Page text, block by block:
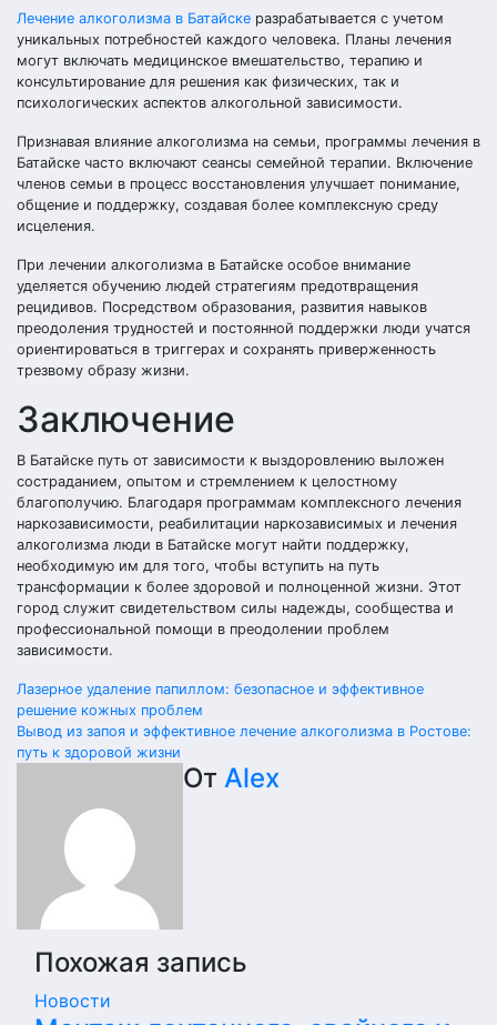
Лечение алкоголизма в Батайске разрабатывается с учетом
уникальных потребностей каждого человека. Планы лечения
могут включать медицинское вмешательство, терапию и
консультирование для решения как физических, так и
психологических аспектов алкогольной зависимости.
Признавая влияние алкоголизма на семьи, программы лечения в
Батайске часто включают сеансы семейной терапии. Включение
членов семьи в процесс восстановления улучшает понимание,
общение и поддержку, создавая более комплексную среду
исцеления.
При лечении алкоголизма в Батайске особое внимание
уделяется обучению людей стратегиям предотвращения
рецидивов. Посредством образования, развития навыков
преодоления трудностей и постоянной поддержки люди учатся
ориентироваться в триггерах и сохранять приверженность
трезвому образу жизни.
Заключение
В Батайске путь от зависимости к выздоровлению выложен
состраданием, опытом и стремлением к целостному
благополучию. Благодаря программам комплексного лечения
наркозависимости, реабилитации наркозависимых и лечения
алкоголизма люди в Батайске могут найти поддержку,
необходимую им для того, чтобы вступить на путь
трансформации к более здоровой и полноценной жизни. Этот
город служит свидетельством силы надежды, сообщества и
профессиональной помощи в преодолении проблем
зависимости.
Навигация
по
Лазерное удаление папиллом: безопасное и эффективное
решение кожных проблем
Вывод из запоя и эффективное лечение алкоголизма в Ростове:
путь к здоровой жизни
От Alex
Похожая запись
Новости